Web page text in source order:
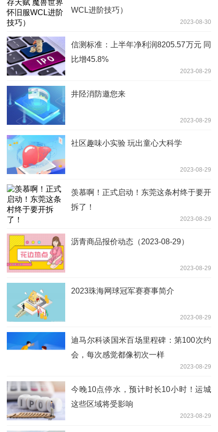
WCL进阶技巧）
2023-08-30
信测标准：上半年净利润8205.57万元 同
比增45.8%
2023-08-29
井陉消防邀您来
2023-08-29
社区趣味小实验 玩出童心大科学
2023-08-29
羡慕啊！正式启动！东莞这条村终于要开
拆了！
2023-08-29
沥青商品报价动态（2023-08-29）
2023-08-29
2023珠海网球冠军赛赛事简介
2023-08-29
迪马尔科谈国米百场里程碑：第100次约
会，每次感觉都像初次一样
2023-08-29
今晚10点停水，预计时长10小时！运城
这些区域将受影响
2023-08-29